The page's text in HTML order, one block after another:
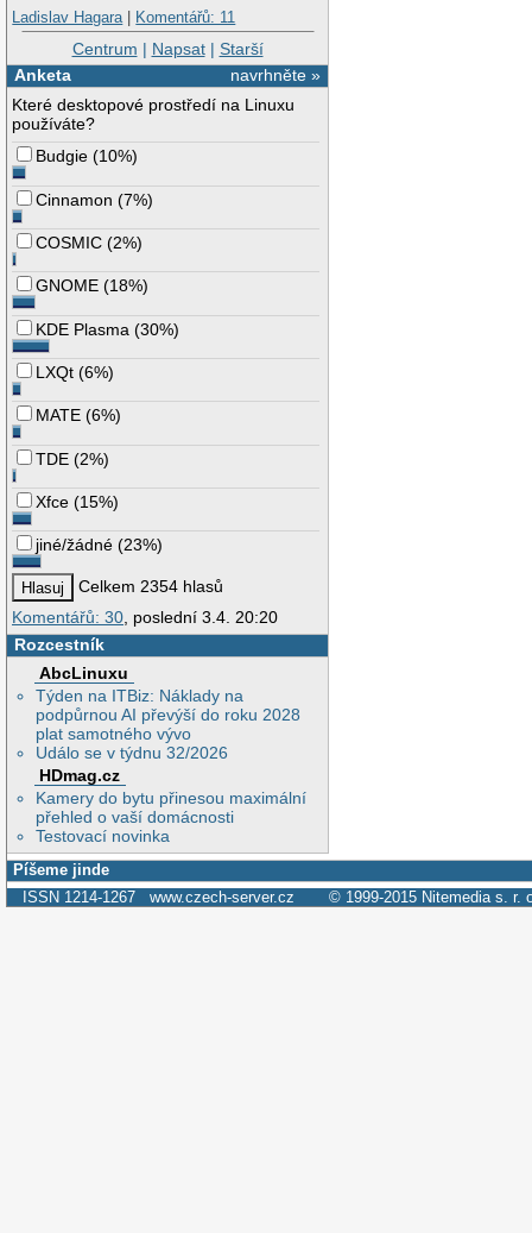
Ladislav Hagara| Komentářů: 11
Centrum | Napsat| Starší
navrhněte »
Anketa
Které desktopové prostředí na Linuxu
používáte?
Budgie (10%)
Cinnamon (7%)
COSMIC (2%)
GNOME (18%)
KDE Plasma (30%)
LXQt (6%)
MATE (6%)
TDE (2%)
Xfce (15%)
jiné/žádné (23%)
Celkem 2354 hlasů
Komentářů: 30 , poslední 3.4. 20:20
Rozcestník
AbcLinuxu
Týden na ITBiz: Náklady na
podpůrnou AI převýší do roku 2028
plat samotného vývo
Událo se v týdnu 32/2026
HDmag.cz
Kamery do bytu přinesou maximální
přehled o vaší domácnosti
Testovací novinka
Píšeme jinde
ISSN 1214-1267 www.czech-server.cz © 1999-2015 Nitemedia s. r.